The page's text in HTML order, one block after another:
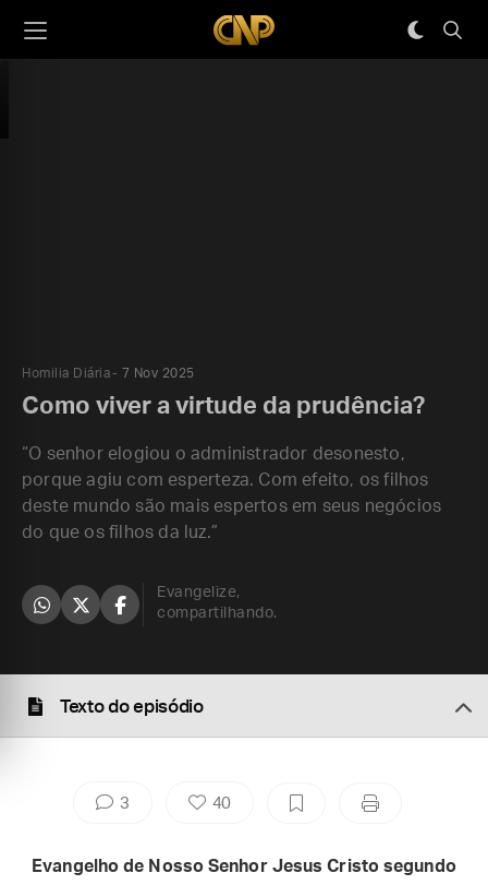
Homilia Diária 7 Nov 2025
Como viver a virtude da prudência?
“O senhor elogiou o administrador desonesto,
porque agiu com esperteza. Com efeito, os filhos
deste mundo são mais espertos em seus negócios
do que os filhos da luz.”
Evangelize,
compartilhando.
Texto do episódio
3 40
Evangelho de Nosso Senhor Jesus Cristo segundo